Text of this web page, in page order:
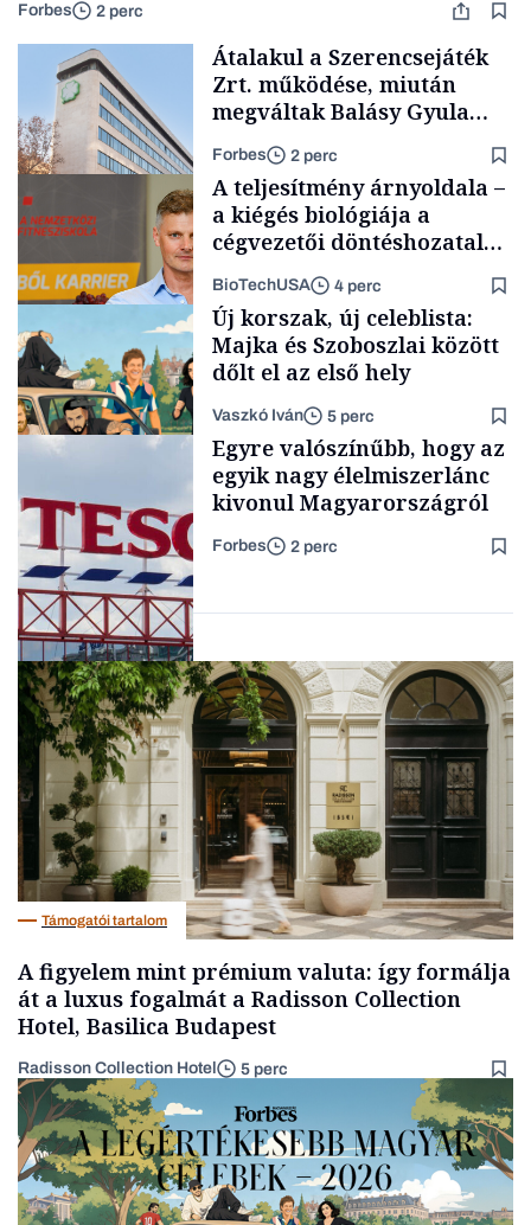
Forbes 2 perc
Társadalom
Átalakul a Szerencsejáték
Zrt. működése, miután
megváltak Balásy Gyula
cégétől
Forbes 2 perc
Content Lab HUB
A teljesítmény árnyoldala –
a kiégés biológiája a
cégvezetői döntéshozatal
BioTechUSA 4 perc
Lista
Új korszak, új celeblista:
Majka és Szoboszlai között
dőlt el az első hely
Vaszkó Iván 5 perc
Nemzetközi cégek
Egyre valószínűbb, hogy az
egyik nagy élelmiszerlánc
kivonul Magyarországról
Forbes 2 perc
Támogatói tartalom
A figyelem mint prémium valuta: így formálja
át a luxus fogalmát a Radisson Collection
Hotel, Basilica Budapest
Radisson Collection Hotel 5 perc